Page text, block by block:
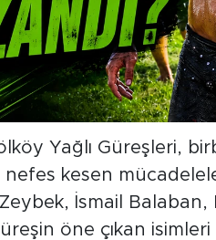
Yağlı Güreşleri,
nefes kesen
İsmail Balaban,
öne çıkan